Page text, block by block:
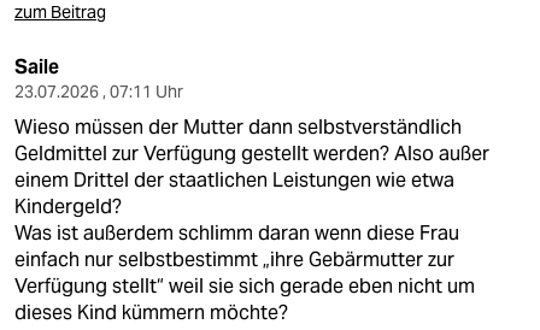
zum Beitrag
Saile
23.07.2026 , 07:11 Uhr
Wieso müssen der Mutter dann selbstverständlich
Geldmittel zur Verfügung gestellt werden? Also außer
einem Drittel der staatlichen Leistungen wie etwa
Kindergeld?
Was ist außerdem schlimm daran wenn diese Frau
einfach nur selbstbestimmt „ihre Gebärmutter zur
Verfügung stellt“ weil sie sich gerade eben nicht um
dieses Kind kümmern möchte?